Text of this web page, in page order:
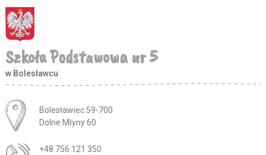
Szkoła Podstawowa nr 5
w Bolesławcu
Adres pocztowy:
Bolesławiec 59-700
Dolne Młyny 60
+48 756 121 350